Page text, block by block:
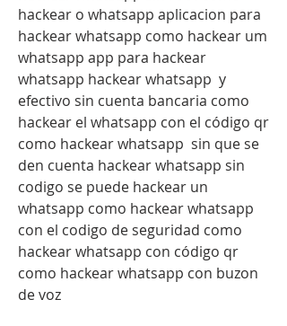
hackear o whatsapp aplicacion para
hackear whatsapp como hackear um
whatsapp app para hackear
whatsapp hackear whatsapp  y
efectivo sin cuenta bancaria como
hackear el whatsapp con el código qr
como hackear whatsapp  sin que se
den cuenta hackear whatsapp sin
codigo se puede hackear un
whatsapp como hackear whatsapp
con el codigo de seguridad como
hackear whatsapp con código qr
como hackear whatsapp con buzon
de voz